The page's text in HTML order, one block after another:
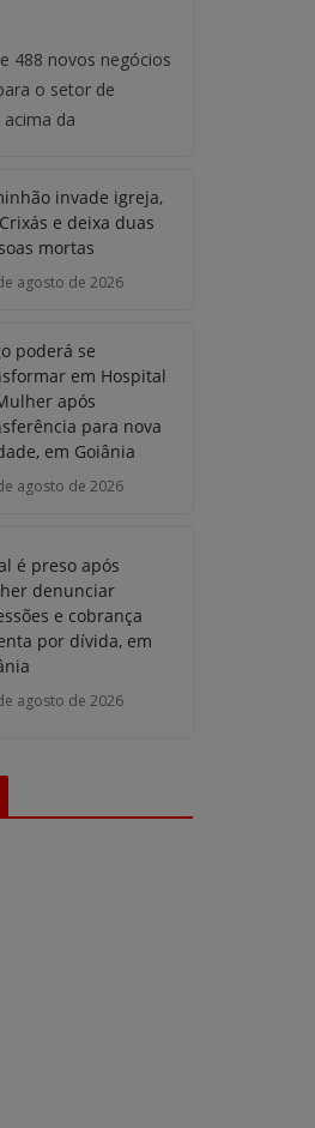
488 novos negócios
o setor de
da
invade igreja,
e deixa duas
mortas
agosto de 2026
poderá se
em Hospital
após
para nova
em Goiânia
agosto de 2026
é preso após
denunciar
e cobrança
por dívida, em
agosto de 2026